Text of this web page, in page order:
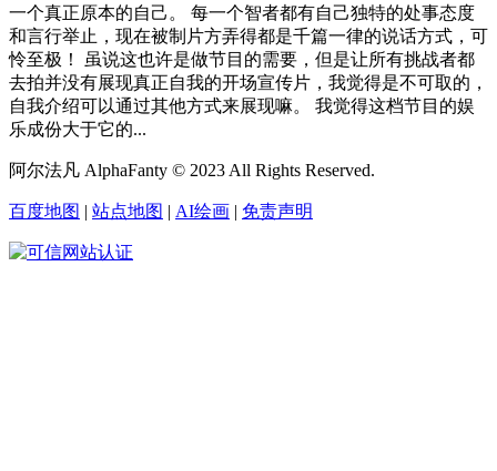
一个真正原本的自己。 每一个智者都有自己独特的处事态度
和言行举止，现在被制片方弄得都是千篇一律的说话方式，可
怜至极！ 虽说这也许是做节目的需要，但是让所有挑战者都
去拍并没有展现真正自我的开场宣传片，我觉得是不可取的，
自我介绍可以通过其他方式来展现嘛。 我觉得这档节目的娱
乐成份大于它的...
阿尔法凡 AlphaFanty © 2023 All Rights Reserved.
百度地图 | 站点地图 | AI绘画 | 免责声明